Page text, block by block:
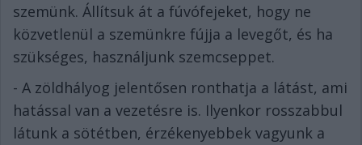
szemünk. Állítsuk át a fúvófejeket, hogy ne
közvetlenül a szemünkre fújja a levegőt, és ha
szükséges, használjunk szemcseppet.
- A zöldhályog jelentősen ronthatja a látást, ami
hatással van a vezetésre is. Ilyenkor rosszabbul
látunk a sötétben, érzékenyebbek vagyunk a